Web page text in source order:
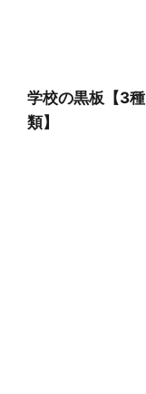
学校の黒板【3種
類】